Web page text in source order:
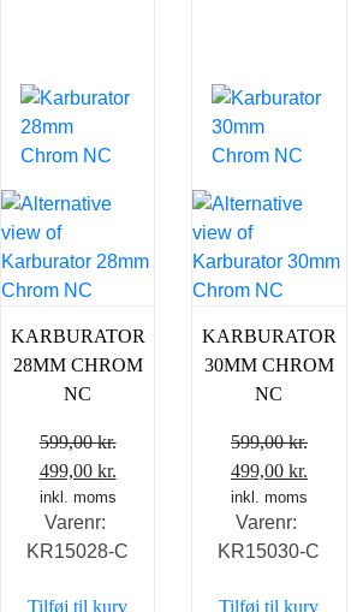
KARBURATOR
28MM CHROM
NC
599,00kr.
Den
oprindelige
pris
var:
499,00 kr.
aktuelle
er:
inkl. moms
Varenr:
KR15028-C
Tilføj til kurv
KARBURATOR
30MM CHROM
NC
599,00kr.
Den
oprindelige
pris
var:
499,00 kr.
er:
inkl. moms
Varenr:
KR15030-C
Tilføj til kurv